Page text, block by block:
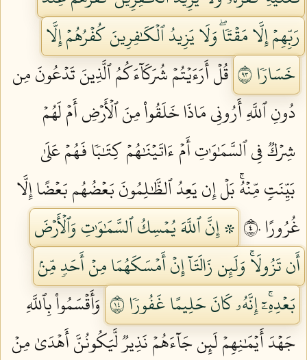
رَبِّهِمۡ إِلَّا مَقۡتٗاۖ وَلَا يَزِيدُ ٱلۡكَٰفِرِينَ كُفۡرُهُمۡ إِلَّا
خَسَارٗا ٣٩
قُلۡ أَرَءَيۡتُمۡ شُرَكَآءَكُمُ ٱلَّذِينَ تَدۡعُونَ مِن
دُونِ ٱللَّهِ أَرُونِي مَاذَا خَلَقُواْ مِنَ ٱلۡأَرۡضِ أَمۡ لَهُمۡ
شِرۡكٞ فِي ٱلسَّمَٰوَٰتِ أَمۡ ءَاتَيۡنَٰهُمۡ كِتَٰبٗا فَهُمۡ عَلَىٰ
بَيِّنَتٖ مِّنۡهُۚ بَلۡ إِن يَعِدُ ٱلظَّٰلِمُونَ بَعۡضُهُم بَعۡضًا إِلَّا
غُرُورًا ٤٠
۞ إِنَّ ٱللَّهَ يُمۡسِكُ ٱلسَّمَٰوَٰتِ وَٱلۡأَرۡضَ
أَن تَزُولَاۚ وَلَئِن زَالَتَآ إِنۡ أَمۡسَكَهُمَا مِنۡ أَحَدٖ مِّنۢ
بَعۡدِهِۦٓۚ إِنَّهُۥ كَانَ حَلِيمًا غَفُورٗا ٤١
وَأَقۡسَمُواْ بِٱللَّهِ
جَهۡدَ أَيۡمَٰنِهِمۡ لَئِن جَآءَهُمۡ نَذِيرٞ لَّيَكُونُنَّ أَهۡدَىٰ مِنۡ